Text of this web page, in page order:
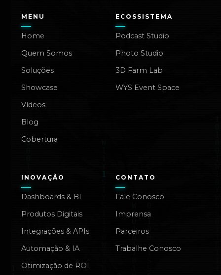
MENU
Home
Quem Somos
Soluções
Showcase
Vídeos
Blog
Cobertura
ECOSSISTEMA
Podcast Studio
Photo Studio
3D Farm Lab
WYS Event Space
INOVAÇÃO
Dashboards & BI
Produtos Digitais
Integrações & APIs
Automação & IA
Otimização de ROI
CONTATO
Fale Conosco
Imprensa
Parceiros
Trabalhe Conosco